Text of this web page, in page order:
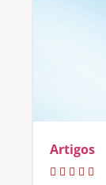
Artigos